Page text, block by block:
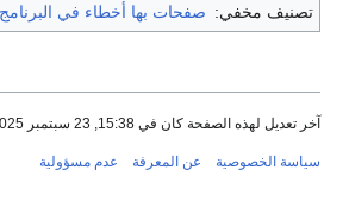
تصنيف مخفي: صفحات بها أخطاء في
آخر تعديل لهذه الصفحة كان في 15:38, 23 سبتمبر 2025.
سياسة الخصوصية عن المعرفة عدم مسؤولية